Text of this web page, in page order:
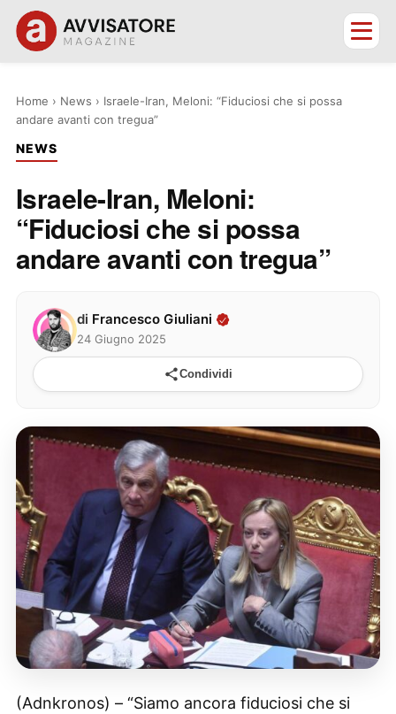
Home › News › Israele-Iran, Meloni: “Fiduciosi che si possa
andare avanti con tregua”
NEWS
Israele-Iran, Meloni:
“Fiduciosi che si possa
andare avanti con tregua”
di Francesco Giuliani
24 Giugno 2025
Condividi
(Adnkronos) – “Siamo ancora fiduciosi che si